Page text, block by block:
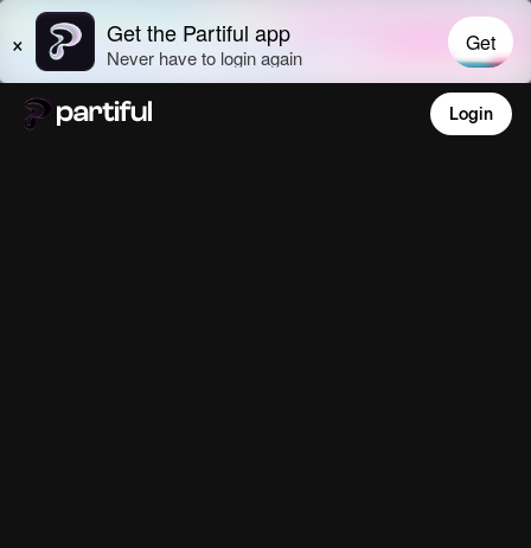
Login